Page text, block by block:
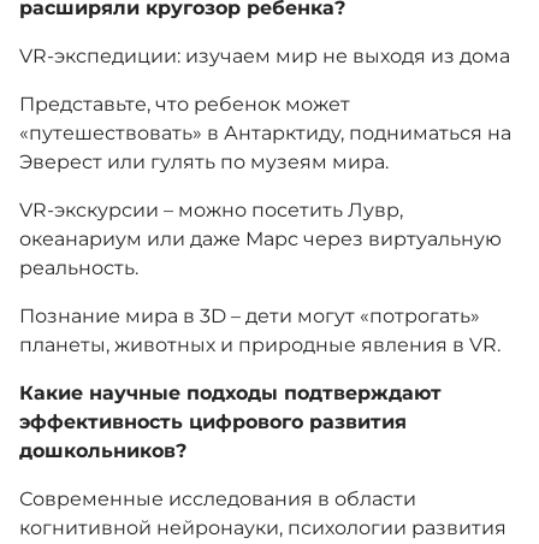
расширяли кругозор ребенка?
VR-экспедиции: изучаем мир не выходя из дома
Представьте, что ребенок может
«путешествовать» в Антарктиду, подниматься на
Эверест или гулять по музеям мира.
VR-экскурсии – можно посетить Лувр,
океанариум или даже Марс через виртуальную
реальность.
Познание мира в 3D – дети могут «потрогать»
планеты, животных и природные явления в VR.
Какие научные подходы подтверждают
эффективность цифрового развития
дошкольников?
Современные исследования в области
когнитивной нейронауки, психологии развития